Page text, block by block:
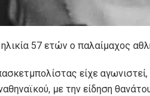
57 ετών ο παλαίμαχος
είχε
με την είδηση